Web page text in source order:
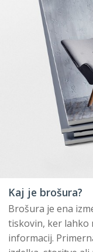
Kaj je brošura?
Brošura je ena
tiskovin, ker lahko
informacij.